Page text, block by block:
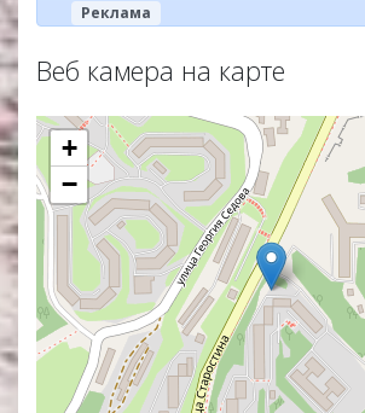
Реклама
Веб камера на карте
+
−